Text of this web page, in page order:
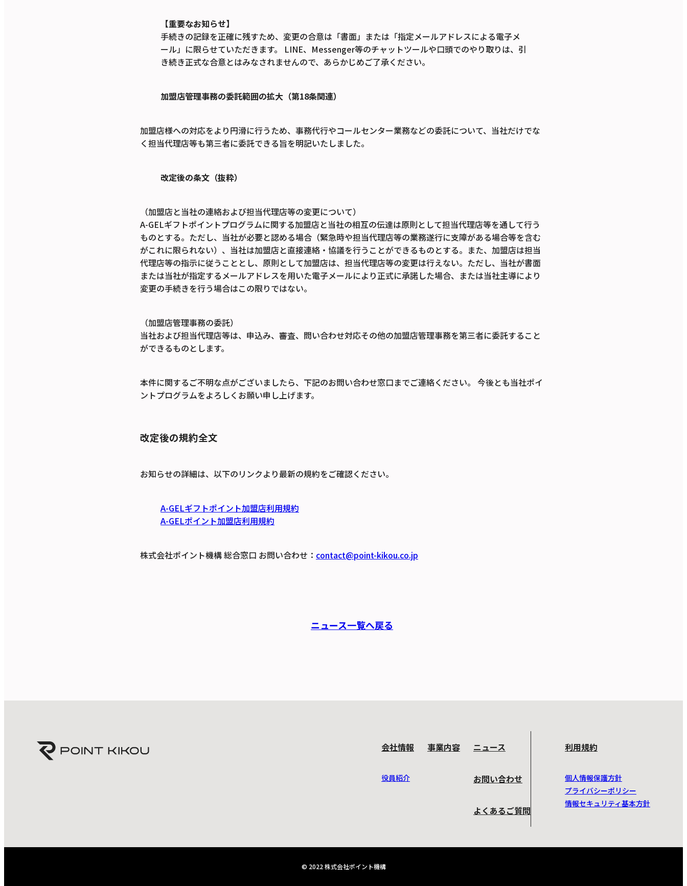
【重要なお知らせ】
手続きの記録を正確に残すため、変更の合意は「書面」または「指定メールアドレスによる電子メ
ール」に限らせていただきます。 LINE、Messenger等のチャットツールや口頭でのやり取りは、引
き続き正式な合意とはみなされませんので、あらかじめご了承ください。
加盟店管理事務の委託範囲の拡大（第18条関連）
加盟店様への対応をより円滑に行うため、事務代行やコールセンター業務などの委託について、当社だけでな
く担当代理店等も第三者に委託できる旨を明記いたしました。
改定後の条文（抜粋）
（加盟店と当社の連絡および担当代理店等の変更について）
A-GELギフトポイントプログラムに関する加盟店と当社の相互の伝達は原則として担当代理店等を通して行う
ものとする。ただし、当社が必要と認める場合（緊急時や担当代理店等の業務遂行に支障がある場合等を含む
がこれに限られない）、当社は加盟店と直接連絡・協議を行うことができるものとする。また、加盟店は担当
代理店等の指示に従うこととし、原則として加盟店は、担当代理店等の変更は行えない。ただし、当社が書面
または当社が指定するメールアドレスを用いた電子メールにより正式に承諾した場合、または当社主導により
変更の手続きを行う場合はこの限りではない。
（加盟店管理事務の委託）
当社および担当代理店等は、申込み、審査、問い合わせ対応その他の加盟店管理事務を第三者に委託すること
ができるものとします。
本件に関するご不明な点がございましたら、下記のお問い合わせ窓口までご連絡ください。 今後とも当社ポイ
ントプログラムをよろしくお願い申し上げます。
改定後の規約全文
お知らせの詳細は、以下のリンクより最新の規約をご確認ください。
A-GELギフトポイント加盟店利用規約
A-GELポイント加盟店利用規約
株式会社ポイント機構 総合窓口 お問い合わせ： contact@point-kikou.co.jp
ニュース一覧へ戻る
会社情報
役員紹介
事業内容 ニュース
お問い合わせ
よくあるご質問
利用規約
個人情報保護方針
プライバシーポリシー
情報セキュリティ基本方針
© 2022 株式会社ポイント機構